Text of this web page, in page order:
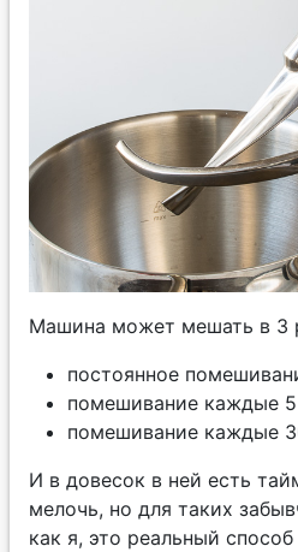
Машина может мешать в 3
постоянное
помешивание каждые 5
помешивание каждые
И в довесок в ней есть
мелочь, но для таких
как я, это реальный